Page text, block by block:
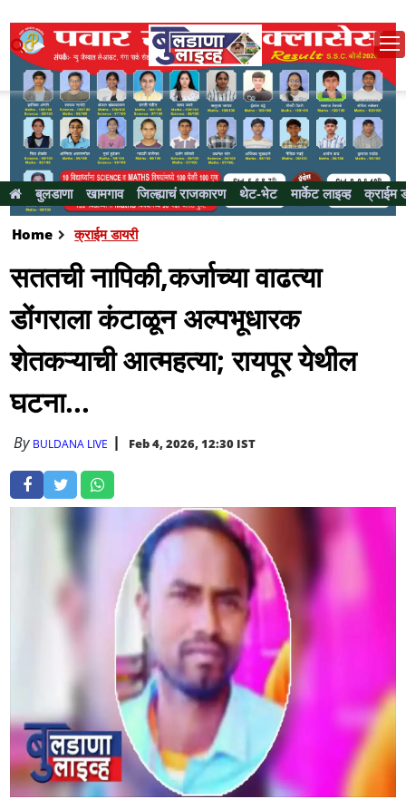
बुलडाणा खामगाव जिल्ह्याचं राजकारण थेट-भेट मार्केट लाइव्ह क्राईम
Home क्राईम डायरी
सततची नापिकी,कर्जाच्या वाढत्या
डोंगराला कंटाळून अल्पभूधारक
शेतकऱ्याची आत्महत्या; रायपूर येथील
घटना...
By BULDANA LIVE Feb 4, 2026, 12:30 IST